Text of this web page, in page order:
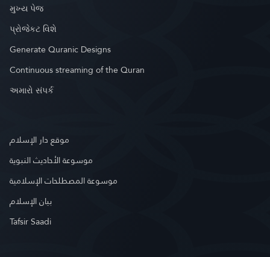
મુખ્ય પેજ
પ્રોજેકટ વિશે
Generate Quranic Designs
Continuous streaming of the Quran
અમારો સંપર્ક
موقع دار الإسلام
موسوعة الأحاديث النبوية
موسوعة المصطلحات الإسلامية
بيان الإسلام
Tafsir Saadi